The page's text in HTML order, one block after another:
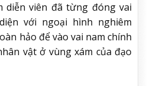
diễn viên đã từng đóng vai
với ngoại hình nghiêm
hảo để vào vai nam chính
vật ở vùng xám của đạo